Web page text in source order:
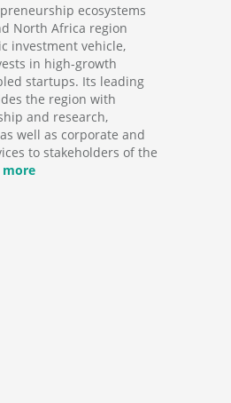
ecosystems
North Africa region
investment vehicle,
in high-growth
startups. Its leading
the region with
and research,
well as corporate and
to stakeholders of the
more